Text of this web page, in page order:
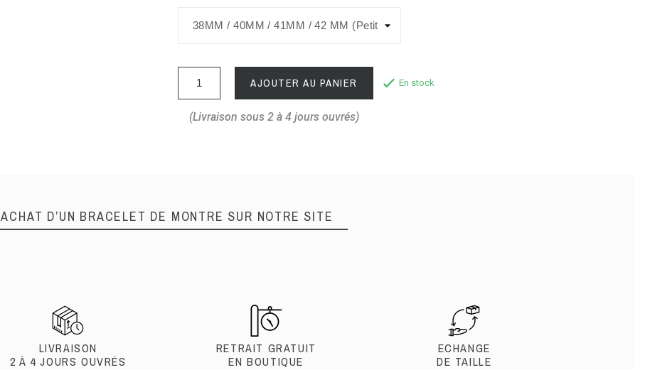
AJOUTER AU PANIER En stock
(Livraison sous 2 à 4 jours ouvrés)
ACHAT D’UN BRACELET DE MONTRE SUR NOTRE SITE
LIVRAISON
2 À 4 JOURS OUVRÉS
RETRAIT GRATUIT
EN BOUTIQUE
ECHANGE
DE TAILLE